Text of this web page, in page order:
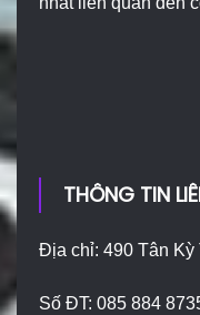
THÔNG TIN
Địa chỉ: 490 Tân Kỳ
Số ĐT: 085 884